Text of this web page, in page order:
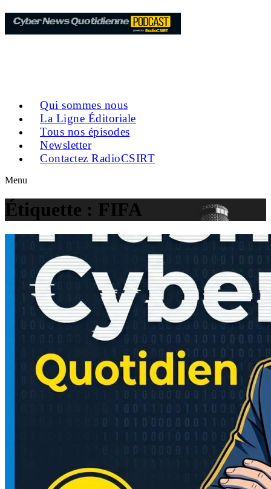
Qui sommes nous
La Ligne Éditoriale
Tous nos épisodes
Newsletter
Contactez RadioCSIRT
Menu
Étiquette : FIFA